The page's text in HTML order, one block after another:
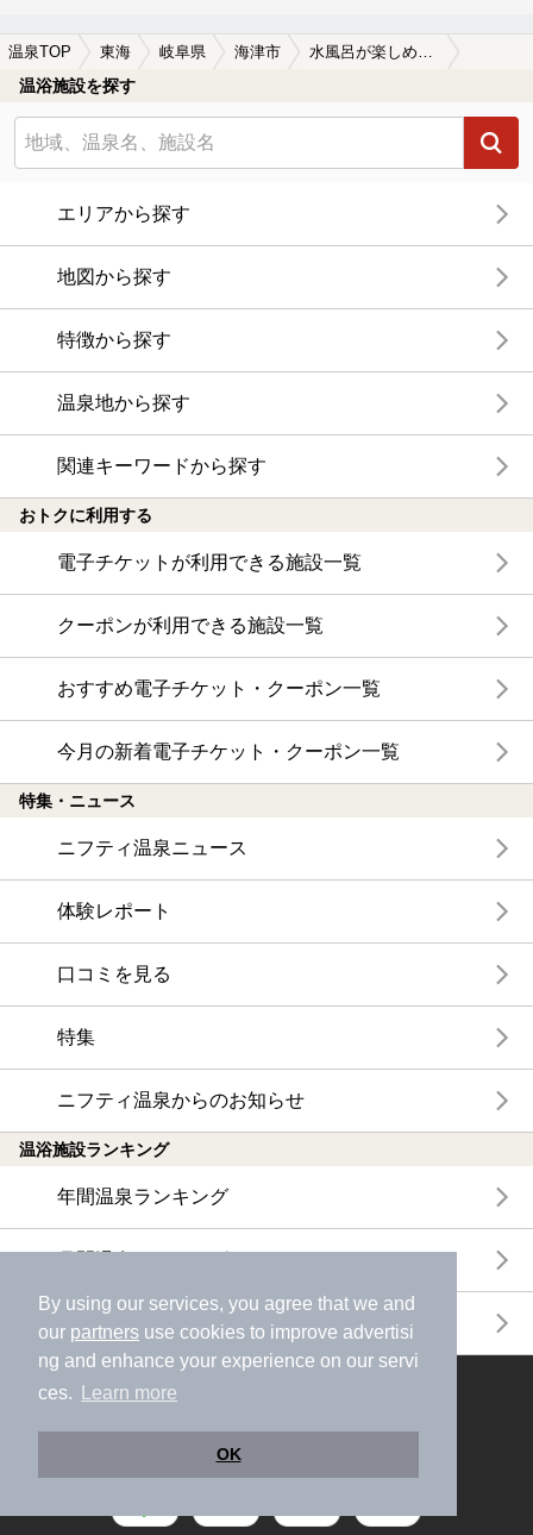
By using our services, you agree that we and
our partners use cookies to improve advertisi
ng and enhance your experience on our servi
ces.
Learn more
OK
温泉TOP 東海 岐阜県 海津市 水風呂が楽しめる海津市の温泉、日帰り温泉、スーパー銭湯おすすめ
温浴施設を探す
エリアから探す
地図から探す
特徴から探す
温泉地から探す
関連キーワードから探す
おトクに利用する
電子チケットが利用できる施設一覧
クーポンが利用できる施設一覧
おすすめ電子チケット・クーポン一覧
今月の新着電子チケット・クーポン一覧
特集・ニュース
ニフティ温泉ニュース
体験レポート
口コミを見る
特集
ニフティ温泉からのお知らせ
温浴施設ランキング
年間温泉ランキング
サウナランキング
ニフティ温泉公式アカウントをフォローして